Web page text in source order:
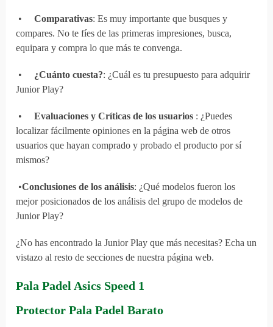
•Comparativas: Es muy importante que busques y
compares. No te fíes de las primeras impresiones, busca,
equipara y compra lo que más te convenga.
• ¿Cuánto cuesta?: ¿Cuál es tu presupuesto para adquirir
Junior Play?
•Evaluaciones y Críticas de los usuarios : ¿Puedes
localizar fácilmente opiniones en la página web de otros
usuarios que hayan comprado y probado el producto por sí
mismos?
•Conclusiones de los análisis: ¿Qué modelos fueron los
mejor posicionados de los análisis del grupo de modelos de
Junior Play?
¿No has encontrado la Junior Play que más necesitas? Echa un
vistazo al resto de secciones de nuestra página web.
Pala Padel Asics Speed 1
Protector Pala Padel Barato